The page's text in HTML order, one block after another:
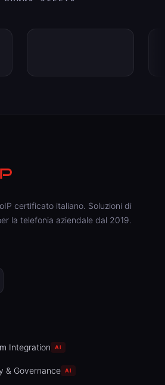
certificato italiano. Soluzioni di
la telefonia aziendale dal 2019.
Integration AI
& Governance AI